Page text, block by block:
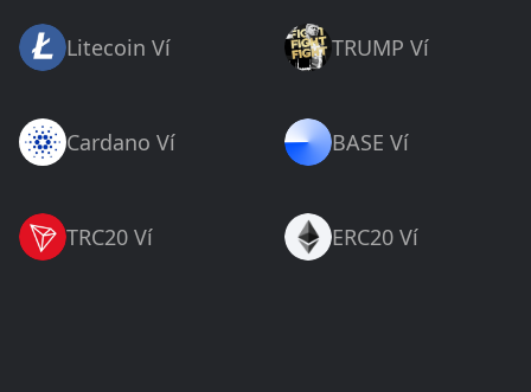
Litecoin Ví TRUMP Ví
Cardano Ví BASE Ví
TRC20 Ví ERC20 Ví